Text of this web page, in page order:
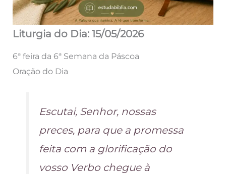
Liturgia do Dia: 15/05/2026
6ª feira da 6ª Semana da Páscoa
Oração do Dia
Escutai, Senhor, nossas
preces, para que a promessa
feita com a glorificação do
vosso Verbo chegue à